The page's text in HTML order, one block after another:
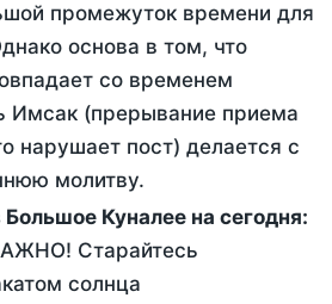
промежуток времени для
основа в том, что
со временем
Имсак (прерывание приема
нарушает пост) делается с
молитву.
Куналее на сегодня:
Старайтесь
солнца